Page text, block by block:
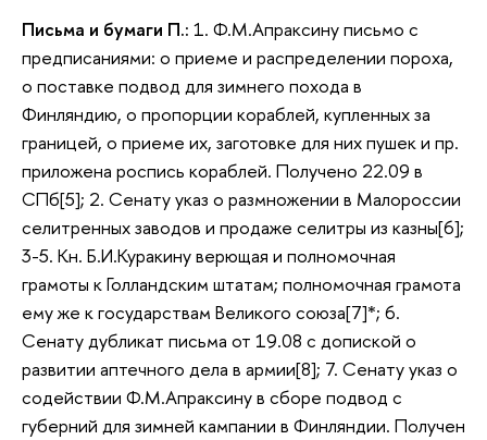
Письма и бумаги П.: 1. Ф.М.Апраксину письмо с
предписаниями: о приеме и распределении пороха,
о поставке подвод для зимнего похода в
Финляндию, о пропорции кораблей, купленных за
границей, о приеме их, заготовке для них пушек и пр.
приложена роспись кораблей. Получено 22.09 в
СПб[5]; 2. Сенату указ о размножении в Малороссии
селитренных заводов и продаже селитры из казны[6];
3-5. Кн. Б.И.Куракину верющая и полномочная
грамоты к Голландским штатам; полномочная грамота
ему же к государствам Великого союза[7]*; 6.
Сенату дубликат письма от 19.08 с допиской о
развитии аптечного дела в армии[8]; 7. Сенату указ о
содействии Ф.М.Апраксину в сборе подвод с
губерний для зимней кампании в Финляндии. Получен